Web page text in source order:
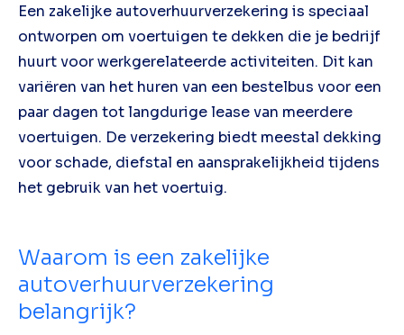
Een zakelijke autoverhuurverzekering is speciaal
ontworpen om voertuigen te dekken die je bedrijf
huurt voor werkgerelateerde activiteiten. Dit kan
variëren van het huren van een bestelbus voor een
paar dagen tot langdurige lease van meerdere
voertuigen. De verzekering biedt meestal dekking
voor schade, diefstal en aansprakelijkheid tijdens
het gebruik van het voertuig.
Waarom is een zakelijke
autoverhuurverzekering
belangrijk?